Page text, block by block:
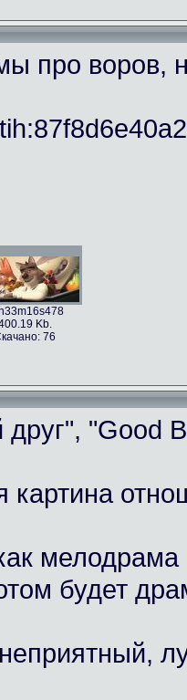
про воров,
Kb.
76
"Good
будет